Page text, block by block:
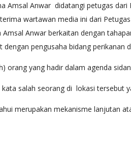
Amsal Anwar didatangi petugas
wartawan media ini dari
Anwar berkaitan dengan
dengan pengusaha bidang perikanan
orang yang hadir dalam agenda
kata salah seorang di lokasi tersebut
merupakan mekanisme lanjutan